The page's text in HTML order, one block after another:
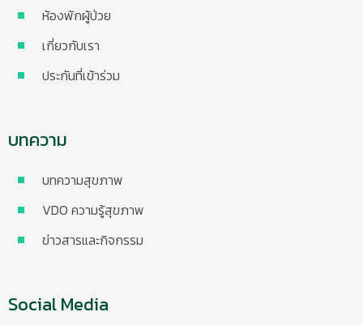
ห้องพักผู้ป่วย
เกี่ยวกับเรา
ประกันที่เข้าร่วม
บทความ
บทความสุขภาพ
VDO ความรู้สุขภาพ
ข่าวสารและกิจกรรม
Social Media